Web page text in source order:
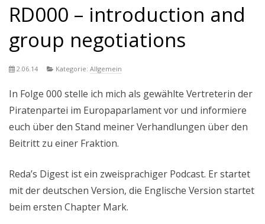
RD000 – introduction and
group negotiations
2.06.14 Kategorie:Allgemein
In Folge 000 stelle ich mich als gewählte Vertreterin der
Piratenpartei im Europaparlament vor und informiere
euch über den Stand meiner Verhandlungen über den
Beitritt zu einer Fraktion.
Reda’s Digest ist ein zweisprachiger Podcast. Er startet
mit der deutschen Version, die Englische Version startet
beim ersten Chapter Mark.